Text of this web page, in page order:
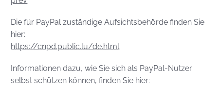
Die für PayPal zuständige Aufsichtsbehörde finden Sie
hier:
https://cnpd.public.lu/de.html
Informationen dazu, wie Sie sich als PayPal-Nutzer
selbst schützen können, finden Sie hier: